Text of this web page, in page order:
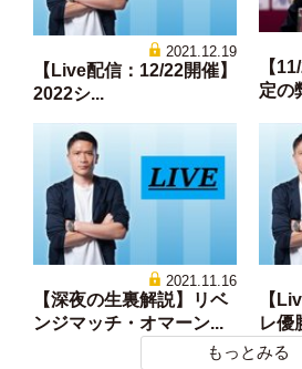
2021.12.19
【Live配信：12/22開催】
2022シ...
【
定の
2021.11.16
【深夜の生裏解説】リベ
ンジマッチ・オマーン...
【
レ優
もっとみる